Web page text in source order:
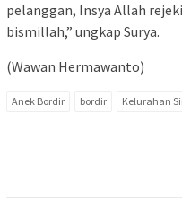
pelanggan, Insya Allah
bismillah,” ungkap Surya.
(Wawan Hermawanto)
Anek Bordir bordir Kelurahan